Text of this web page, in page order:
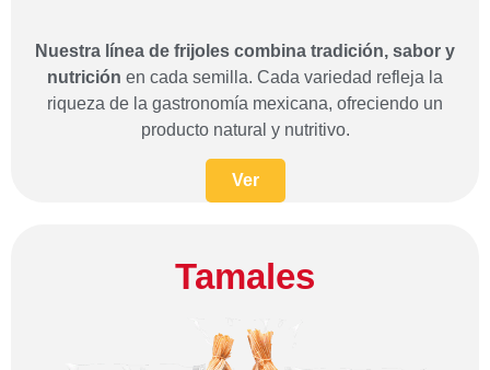
Nuestra línea de frijoles combina tradición, sabor y
nutrición en cada semilla. Cada variedad refleja la
riqueza de la gastronomía mexicana, ofreciendo un
producto natural y nutritivo.
Ver
Tamales